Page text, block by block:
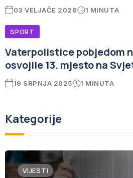
03 VELJAČE 2026 1 MINUTA
SPORT
Vaterpolistice pobjedom
osvojile 13. mjesto na
19 SRPNJA 2025 1 MINUTA
Kategorije
VIJESTI